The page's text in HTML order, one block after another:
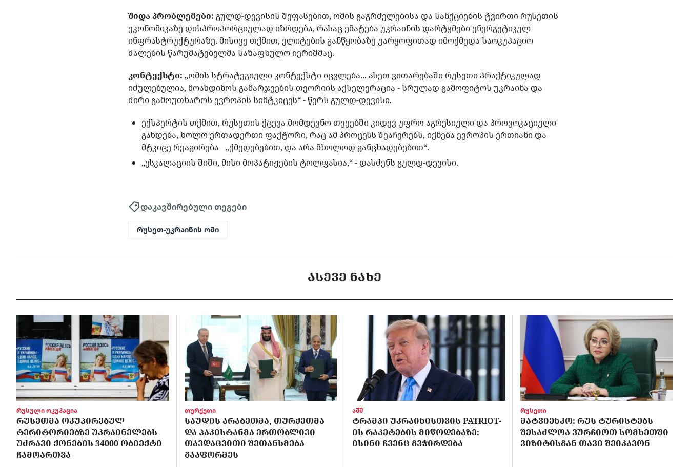
შიდა პრობლემები: გულდ-დევისის შეფასებით, ომის გაგრძელებისა და სანქციების ტვირთი რუსეთის
ეკონომიკაზე დისპროპორციულად იზრდება, რასაც ემატება უკრაინის დარტყმები ენერგეტიკულ
ინფრასტრუქტურაზე. მისივე თქმით, ელიტების განწყობაზე უარყოფითად იმოქმედა საოკუპაციო
ძალების წარუმატებელმა საზაფხულო იერიშმაც.
კონტექსტი: „ომის სტრატეგიული კონტექსტი იცვლება... ასეთ ვითარებაში რუსეთი პრაქტიკულად
იძულებულია, მოახდინოს გამარჯვების თეორიის აქსელერაცია - სრულად გამოფიტოს უკრაინა და
ძირი გამოუთხაროს ევროპის სიმტკიცეს“ - წერს გულდ-დევისი.
ექსპერტის თქმით, რუსეთის ქცევა მომდევნო თვეებში კიდევ უფრო აგრესიული და პროვოკაციული
გახდება, ხოლო ერთადერთი ფაქტორი, რაც ამ პროცესს შეაჩერებს, იქნება ევროპის ერთიანი და
მტკიცე რეაგირება - „ქმედებებით, და არა მხოლოდ განცხადებებით“.
„ესკალაციის შიში, მისი მოპატიჟების ტოლფასია,“ - დასძენს გულდ-დევისი.
დაკავშირებული თეგები
რუსეთ-უკრაინის ომი
ᲐᲡᲔᲕᲔ ᲜᲐᲮᲔ
რუსული ოკუპაცია
ᲠᲣᲡᲔᲗᲛᲐ ᲝᲙᲣᲞᲘᲠᲔᲑᲣᲚ
ᲢᲔᲠᲘᲢᲝᲠᲘᲔᲑᲖᲔ ᲣᲙᲠᲐᲘᲜᲔᲚᲔᲑᲡ
ᲣᲫᲠᲐᲕᲘ ᲥᲝᲜᲔᲑᲘᲡ 34000 ᲝᲑᲘᲔᲥᲢᲘ
ᲩᲐᲛᲝᲐᲠᲗᲕᲐ
თურქეთი
ᲡᲐᲣᲓᲘᲡ ᲐᲠᲐᲑᲔᲗᲛᲐ, ᲗᲣᲠᲥᲔᲗᲛᲐ
ᲓᲐ ᲞᲐᲙᲘᲡᲢᲐᲜᲛᲐ ᲔᲠᲗᲝᲑᲚᲘᲕᲘ
ᲗᲐᲕᲓᲐᲪᲕᲘᲗᲘ ᲨᲔᲗᲐᲜᲮᲛᲔᲑᲐ
ᲒᲐᲐᲤᲝᲠᲛᲔᲡ
აშშ
ᲢᲠᲐᲛᲞᲘ ᲣᲙᲠᲐᲘᲜᲘᲡᲗᲕᲘᲡ PATRIOT-
ᲘᲡ ᲠᲐᲙᲔᲢᲔᲑᲘᲡ ᲛᲘᲬᲝᲓᲔᲑᲐᲖᲔ:
ᲘᲡᲘᲜᲘ ᲩᲕᲔᲜᲪ ᲒᲕᲭᲘᲠᲓᲔᲑᲐ
რუსეთი
ᲛᲐᲢᲕᲘᲔᲜᲙᲝ: ᲠᲣᲡ ᲢᲣᲠᲘᲡᲢᲔᲑᲡ
ᲨᲔᲡᲐᲫᲚᲝᲐ ᲕᲣᲠᲩᲘᲝᲗ ᲡᲝᲛᲮᲔᲗᲨᲘ
ᲕᲘᲖᲘᲢᲘᲡᲒᲐᲜ ᲗᲐᲕᲘ ᲨᲔᲘᲙᲐᲕᲝᲜ